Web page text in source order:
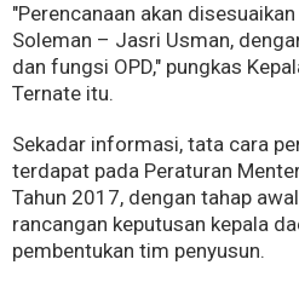
"Perencanaan akan
Soleman – Jasri Usman,
dan fungsi OPD," pungkas
Ternate itu.
Sekadar informasi, tata cara
terdapat pada Peraturan
Tahun 2017, dengan tahap
rancangan keputusan kepala
pembentukan tim penyusun.